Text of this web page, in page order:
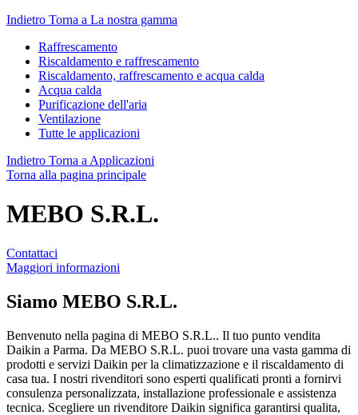
Indietro Torna a La nostra gamma
Raffrescamento
Riscaldamento e raffrescamento
Riscaldamento, raffrescamento e acqua calda
Acqua calda
Purificazione dell'aria
Ventilazione
Tutte le applicazioni
Indietro Torna a Applicazioni
Torna alla pagina principale
MEBO S.R.L.
Contattaci
Maggiori informazioni
Siamo MEBO S.R.L.
Benvenuto nella pagina di MEBO S.R.L.. Il tuo punto vendita
Daikin a Parma. Da MEBO S.R.L. puoi trovare una vasta gamma di
prodotti e servizi Daikin per la climatizzazione e il riscaldamento di
casa tua. I nostri rivenditori sono esperti qualificati pronti a fornirvi
consulenza personalizzata, installazione professionale e assistenza
tecnica. Scegliere un rivenditore Daikin significa garantirsi qualita,